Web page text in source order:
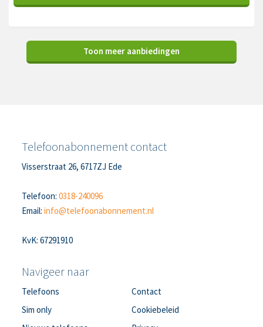
Toon meer aanbiedingen
Telefoonabonnement contact
Visserstraat 26, 6717ZJ Ede
Telefoon:0318-240096
Email:info@telefoonabonnement.nl
KvK: 67291910
Navigeer naar
Telefoons
Sim only
Contact
Cookiebeleid